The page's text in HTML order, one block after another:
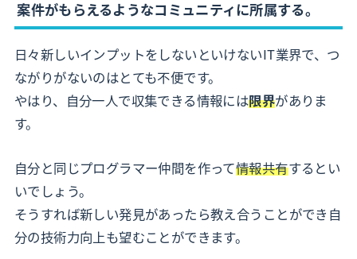
案件がもらえるようなコミュニティに所属する。
日々新しいインプットをしないといけないIT業界で、つ
ながりがないのはとても不便です。
やはり、自分一人で収集できる情報には限界がありま
す。
自分と同じプログラマー仲間を作って情報共有するとい
いでしょう。
そうすれば新しい発見があったら教え合うことができ自
分の技術力向上も望むことができます。